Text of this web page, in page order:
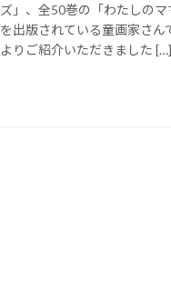
ズ」、全50巻の「わたしの
を出版されている童画家さ
よりご紹介いただきました […]